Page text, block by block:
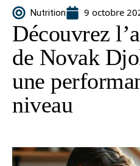
Nutrition 9 octobre
Découvrez
de Novak
une
niveau